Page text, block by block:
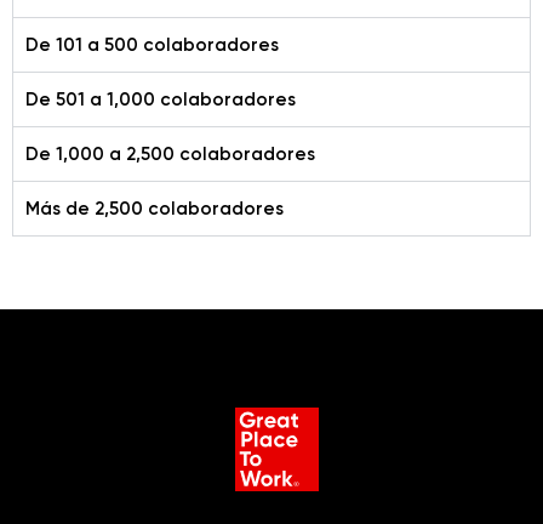
De 101 a 500 colaboradores
De 501 a 1,000 colaboradores
De 1,000 a 2,500 colaboradores
Más de 2,500 colaboradores